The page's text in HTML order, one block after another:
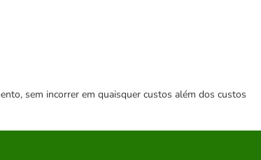
sem incorrer em quaisquer custos além dos custos